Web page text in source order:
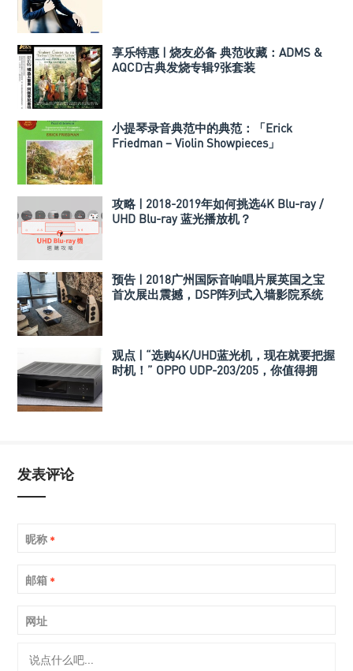
享乐特惠 | 烧友必备 典范收藏：ADMS &
AQCD古典发烧专辑9张套装
小提琴录音典范中的典范：「Erick
Friedman – Violin Showpieces」
攻略 | 2018-2019年如何挑选4K Blu-ray /
UHD Blu-ray 蓝光播放机？
预告 | 2018广州国际音响唱片展英国之宝
首次展出震撼，DSP阵列式入墙影院系统
观点 | “选购4K/UHD蓝光机，现在就要把握
时机！” OPPO UDP-203/205，你值得拥
发表评论
昵称 *
邮箱 *
网址